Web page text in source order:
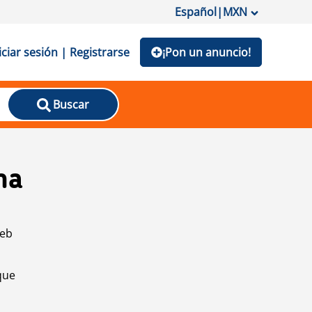
Español|MXN
sesión | Registrarse ¡Pon un anuncio!
Buscar